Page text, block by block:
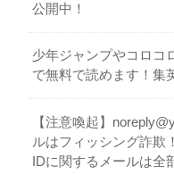
公開中！
少年ジャンプやコロコ
で無料で読めます！集
【注意喚起】
ルはフィッシング詐欺
IDに関するメールは全